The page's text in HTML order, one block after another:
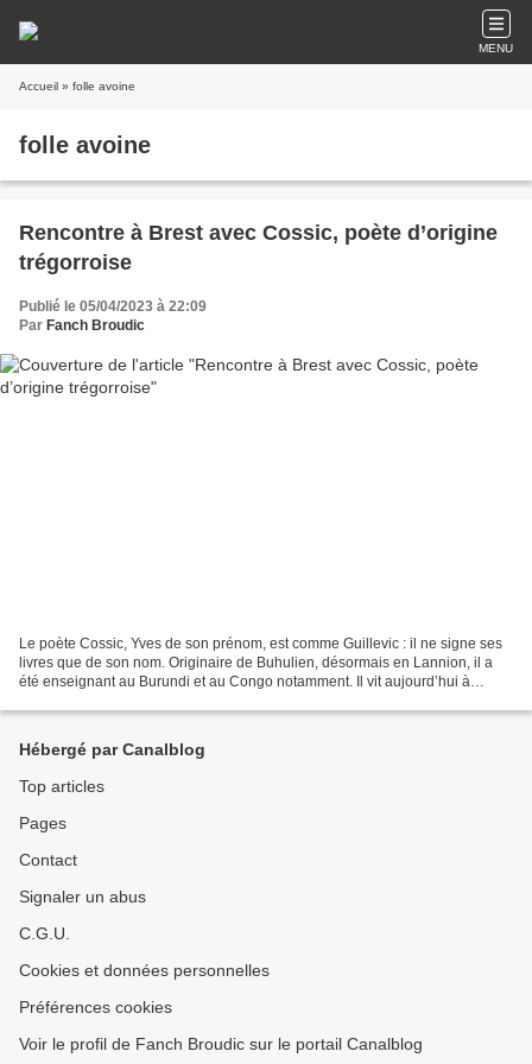
MENU
Accueil » folle avoine
folle avoine
Rencontre à Brest avec Cossic, poète d’origine
trégorroise
Publié le 05/04/2023 à 22:09
Par Fanch Broudic
Le poète Cossic, Yves de son prénom, est comme Guillevic : il ne signe ses
livres que de son nom. Originaire de Buhulien, désormais en Lannion, il a
été enseignant au Burundi et au Congo notamment. Il vit aujourd’hui à
Hébergé par Canalblog
Top articles
Pages
Contact
Signaler un abus
C.G.U.
Cookies et données personnelles
Préférences cookies
Voir le profil de Fanch Broudic sur le portail Canalblog